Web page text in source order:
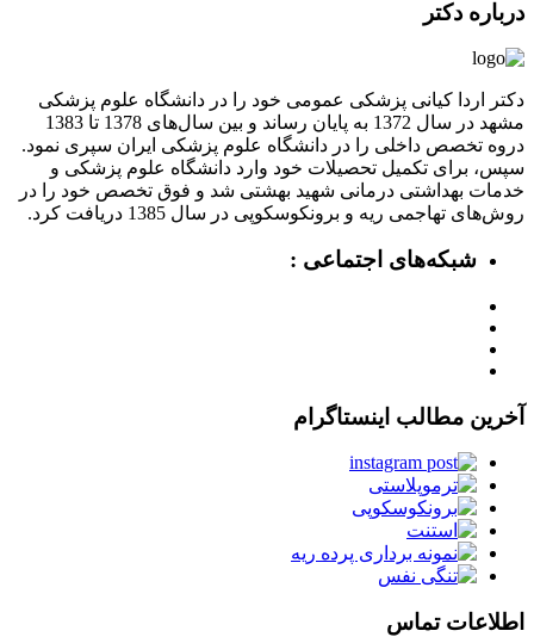
درباره دکتر
دکتر اردا کیانی پزشکی عمومی خود را در دانشگاه علوم پزشکی
مشهد در سال 1372 به پایان رساند و بین سال‌های 1378 تا 1383
دروه تخصص داخلی را در دانشگاه علوم پزشکی ایران سپری نمود.
سپس، برای تکمیل تحصیلات خود وارد دانشگاه علوم پزشکی و
خدمات بهداشتی درمانی شهید بهشتی شد و فوق تخصص خود را در
روش‌های تهاجمی ریه و برونکوسکوپی در سال 1385 دریافت کرد.
شبکه‌های اجتماعی :
آخرین مطالب اینستاگرام
اطلاعات تماس